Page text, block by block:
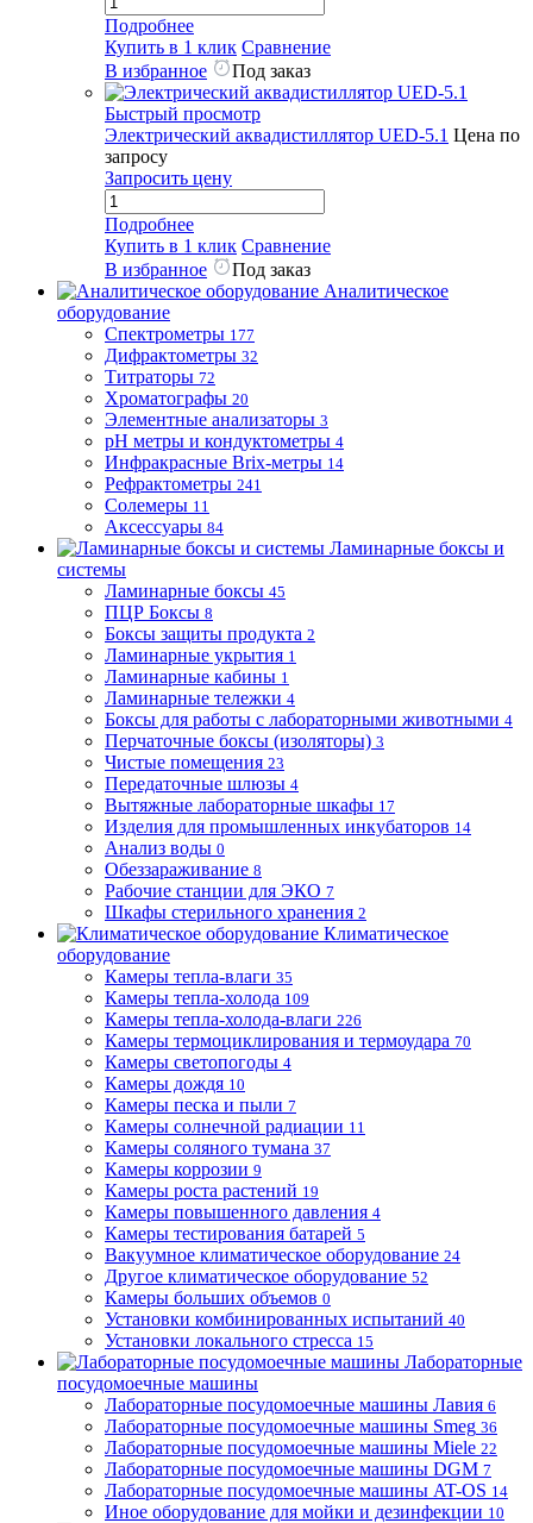
Подробнее
Купить в 1 клик Сравнение
В избранное
Под заказ
Быстрый просмотр
Электрический аквадистиллятор UED-5.1 Цена по
запросу
Запросить цену
Подробнее
Купить в 1 клик Сравнение
В избранное
Под заказ
Аналитическое
оборудование
Спектрометры 177
Дифрактометры 32
Титраторы 72
Хроматографы 20
Элементные анализаторы 3
pH метры и кондуктометры 4
Инфракрасные Brix-метры 14
Рефрактометры 241
Солемеры 11
Аксессуары 84
Ламинарные боксы и
системы
Ламинарные боксы 45
ПЦР Боксы 8
Боксы защиты продукта 2
Ламинарные укрытия 1
Ламинарные кабины 1
Ламинарные тележки 4
Боксы для работы с лабораторными животными 4
Перчаточные боксы (изоляторы) 3
Чистые помещения 23
Передаточные шлюзы 4
Вытяжные лабораторные шкафы 17
Изделия для промышленных инкубаторов 14
Анализ воды 0
Обеззараживание 8
Рабочие станции для ЭКО 7
Шкафы стерильного хранения 2
Климатическое
оборудование
Камеры тепла-влаги 35
Камеры тепла-холода 109
Камеры тепла-холода-влаги 226
Камеры термоциклирования и термоудара 70
Камеры светопогоды 4
Камеры дождя 10
Камеры песка и пыли 7
Камеры солнечной радиации 11
Камеры соляного тумана 37
Камеры коррозии 9
Камеры роста растений 19
Камеры повышенного давления 4
Камеры тестирования батарей 5
Вакуумное климатическое оборудование 24
Другое климатическое оборудование 52
Камеры больших объемов 0
Установки комбинированных испытаний 40
Установки локального стресса 15
Лабораторные
посудомоечные машины
Лабораторные посудомоечные машины Лавия 6
Лабораторные посудомоечные машины Smeg 36
Лабораторные посудомоечные машины Miele 22
Лабораторные посудомоечные машины DGM 7
Лабораторные посудомоечные машины AT-OS 14
Иное оборудование для мойки и дезинфекции 10